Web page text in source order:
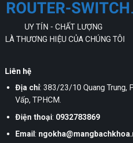
UY TÍN - CHẤT LƯỢNG
LÀ THƯƠNG HIỆU CỦA CHÚNG TÔI
Liên hệ
Địa chỉ: 383/23/10 Quang Trung,
Vấp, TPHCM.
Điện thoại: 0932783869
Email :